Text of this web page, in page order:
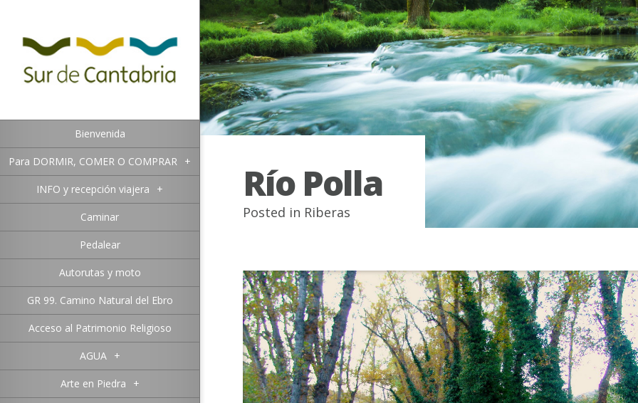
Bienvenida
Para DORMIR, COMER O COMPRAR +
INFO y recepción viajera +
Caminar
Pedalear
Autorutas y moto
GR 99. Camino Natural del Ebro
Acceso al Patrimonio Religioso
AGUA +
Arte en Piedra +
Río Polla
Posted in Riberas